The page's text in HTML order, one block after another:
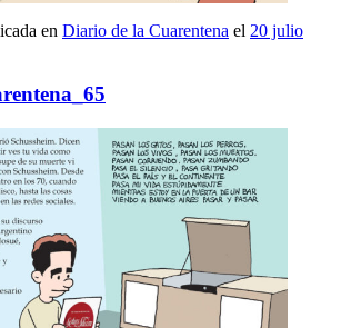
en Diario de la Cuarentena el 20 julio